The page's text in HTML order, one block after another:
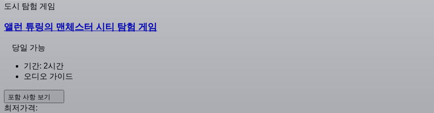
도시 탐험 게임
앨런 튜링의 맨체스터 시티 탐험 게임
당일 가능
기간: 2시간
오디오 가이드
포함 사항 보기
최저가격: